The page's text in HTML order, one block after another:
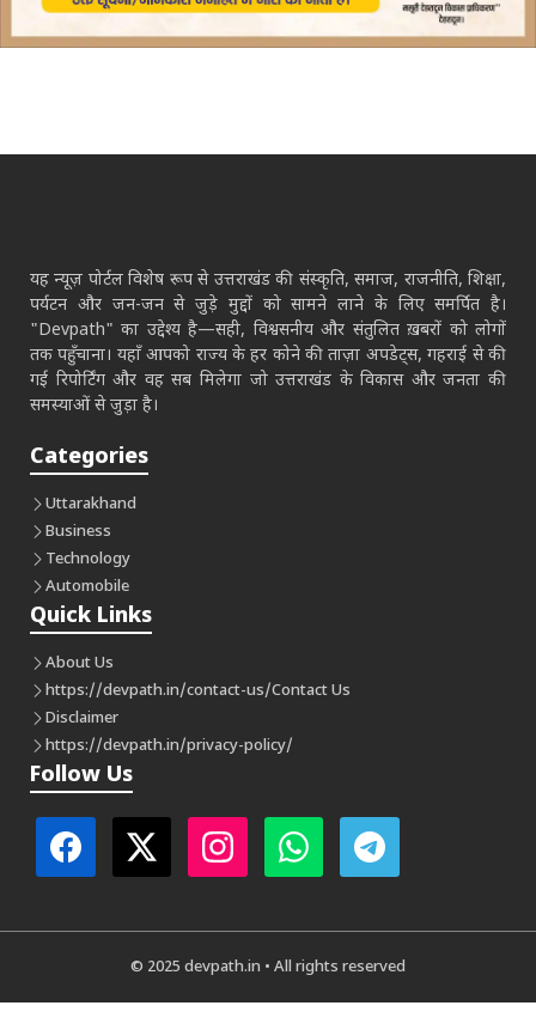
यह न्यूज़ पोर्टल विशेष रूप से उत्तराखंड की संस्कृति, समाज, राजनीति, शिक्षा,
पर्यटन और जन-जन से जुड़े मुद्दों को सामने लाने के लिए समर्पित है।
"Devpath" का उद्देश्य है—सही, विश्वसनीय और संतुलित ख़बरों को लोगों
तक पहुँचाना। यहाँ आपको राज्य के हर कोने की ताज़ा अपडेट्स, गहराई से की
गई रिपोर्टिंग और वह सब मिलेगा जो उत्तराखंड के विकास और जनता की
समस्याओं से जुड़ा है।
Categories
Uttarakhand
Business
Technology
Automobile
Quick Links
About Us
https://devpath.in/contact-us/Contact Us
Disclaimer
https://devpath.in/privacy-policy/
Follow Us
© 2025 devpath.in • All rights reserved